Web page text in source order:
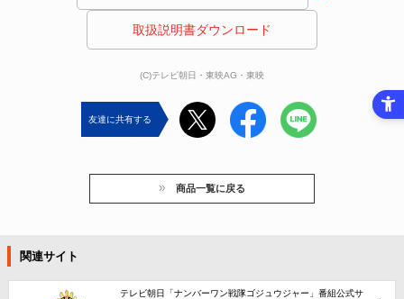
取扱説明書ダウンロード
(C)テレビ朝日・東映AG・東映
友達に共有する
商品一覧に戻る
関連サイト
テレビ朝日「ナンバーワン戦隊ゴジュウジャー」番組公式サ